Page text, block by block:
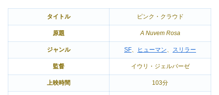
タイトル ピンク・クラウド
原題 A Nuvem Rosa
ジャンル SF、 ヒューマン、 スリラー
監督 イウリ・ジェルバーゼ
上映時間 103分